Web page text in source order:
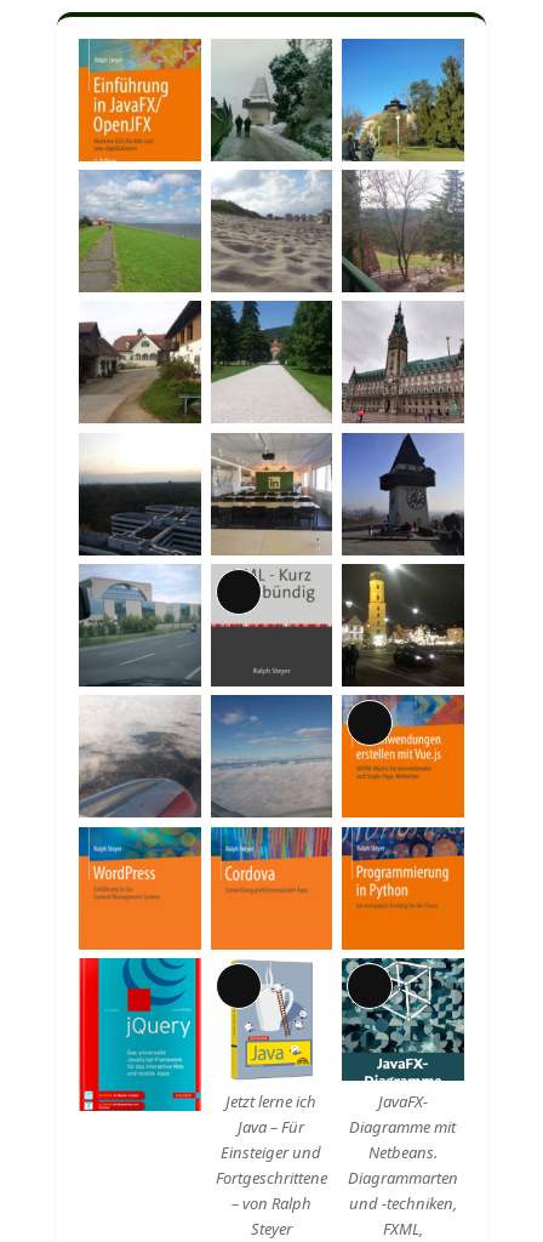
Lange
Beschreibung
Lange
Beschreibung
Lange
Beschreibung
Jetzt lerne ich
Java – Für
Einsteiger und
Fortgeschrittene
– von Ralph
Steyer
Lange
Beschreibung
JavaFX-
Diagramme mit
Netbeans.
Diagrammarten
und -techniken,
FXML,